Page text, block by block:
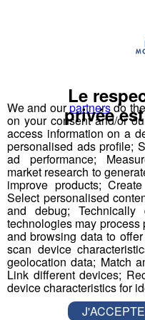
(illustration)
Des habitants de
par d’étranges
découvrir un cheval
depuis plusieurs
pour cela l’endormir et
(possédant un bras
We and ourpartnersdo
on your consent and/or
access information on a
personalised ads profile;
ad performance;
market research to
improve products;
Select personalised
and debug;
technologies may
and browsing data to
scan device
geolocation data; Match
Link different devices;
device characteristics for
Le
privée
J'ACCEPTE